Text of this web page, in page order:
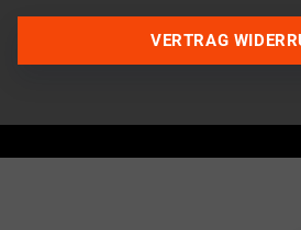
VERTRAG